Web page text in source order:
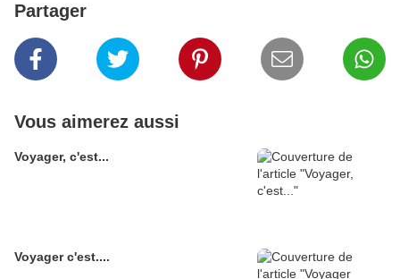
Partager
Vous aimerez aussi
Voyager, c'est...
Voyager c'est....